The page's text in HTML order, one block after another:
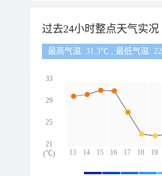
过去24小时整点天气实况
最高气温: 31.3℃ , 最低气温:
13 14 15 16 17 18 19
33
29
25
21
(℃)